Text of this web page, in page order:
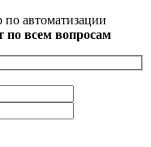
автоматизации
по всем вопросам